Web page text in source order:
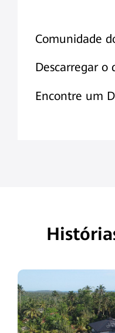
Comunidade
Descarregar o
Encontre um